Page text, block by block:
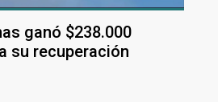
ganó $238.000
su recuperación